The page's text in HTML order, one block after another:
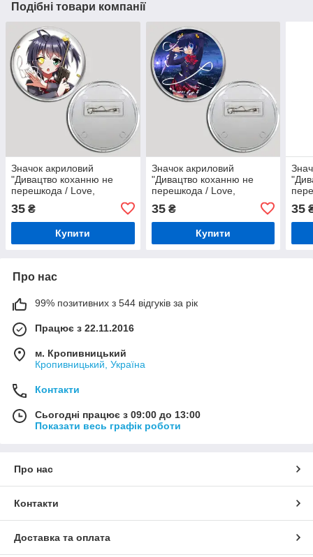
Подібні товари компанії
Значок акриловий
"Дивацтво коханню не
перешкода / Love,
Delusions" №9
35 ₴
Купити
Значок акриловий
"Дивацтво коханню не
перешкода / Love,
Delusions" №4
35₴
Купити
35
Про нас
99% позитивних з 544 відгуків за рік
Працює з 22.11.2016
м. Кропивницький
Кропивницький, Україна
Контакти
Сьогодні працює з 09:00 до 13:00
Показати весь графік роботи
Про нас
Контакти
Доставка та оплата